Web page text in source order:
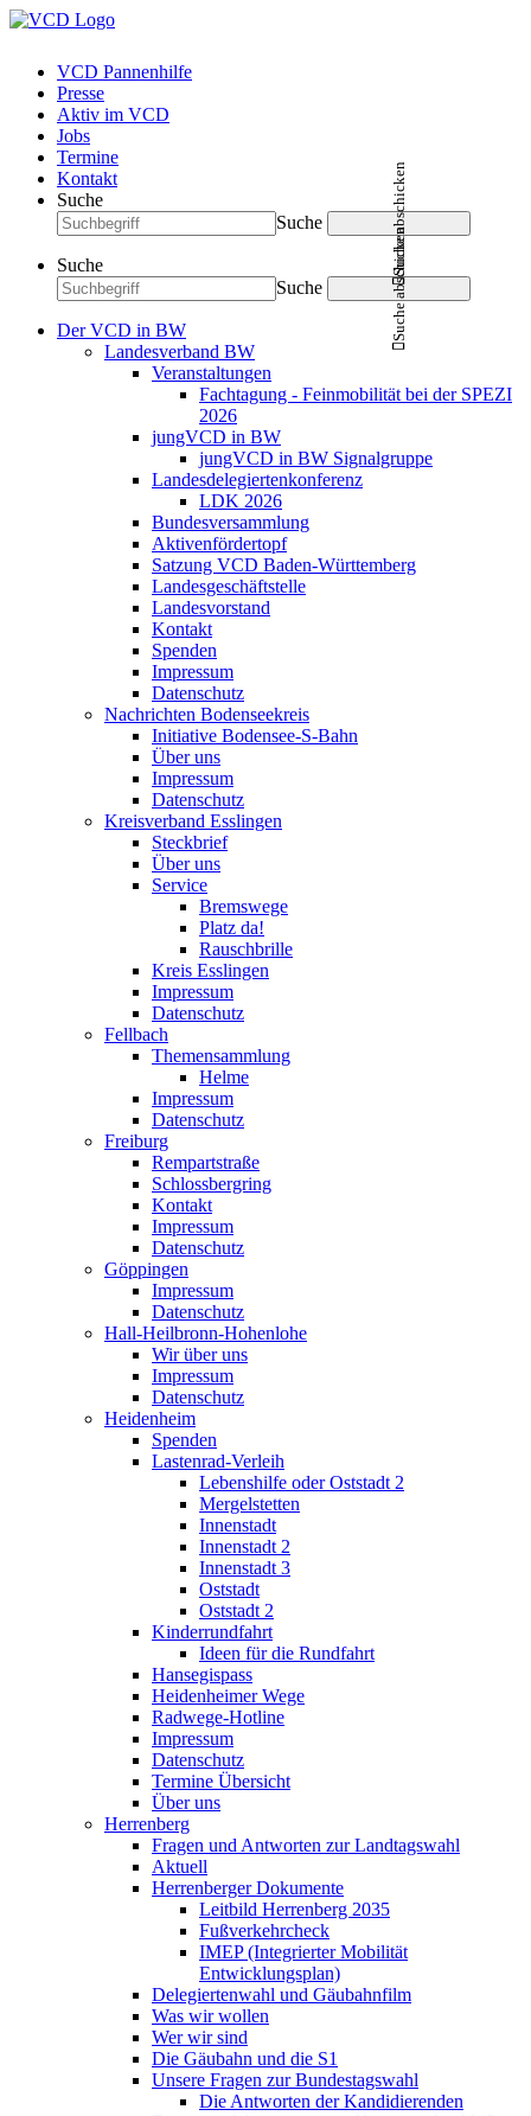
VCD Pannenhilfe
Presse
Aktiv im VCD
Jobs
Termine
Kontakt
Suche
Suche
Suche abschicken
Suche
Suche
Suche abschicken
Der VCD in BW
Landesverband BW
Veranstaltungen
Fachtagung - Feinmobilität bei der SPEZI
2026
jungVCD in BW
jungVCD in BW Signalgruppe
Landesdelegiertenkonferenz
LDK 2026
Bundesversammlung
Aktivenfördertopf
Satzung VCD Baden-Württemberg
Landesgeschäftstelle
Landesvorstand
Kontakt
Spenden
Impressum
Datenschutz
Nachrichten Bodenseekreis
Initiative Bodensee-S-Bahn
Über uns
Impressum
Datenschutz
Kreisverband Esslingen
Steckbrief
Über uns
Service
Bremswege
Platz da!
Rauschbrille
Kreis Esslingen
Impressum
Datenschutz
Fellbach
Themensammlung
Helme
Impressum
Datenschutz
Freiburg
Rempartstraße
Schlossbergring
Kontakt
Impressum
Datenschutz
Göppingen
Impressum
Datenschutz
Hall-Heilbronn-Hohenlohe
Wir über uns
Impressum
Datenschutz
Heidenheim
Spenden
Lastenrad-Verleih
Lebenshilfe oder Oststadt 2
Mergelstetten
Innenstadt
Innenstadt 2
Innenstadt 3
Oststadt
Oststadt 2
Kinderrundfahrt
Ideen für die Rundfahrt
Hansegispass
Heidenheimer Wege
Radwege-Hotline
Impressum
Datenschutz
Termine Übersicht
Über uns
Herrenberg
Fragen und Antworten zur Landtagswahl
Aktuell
Herrenberger Dokumente
Leitbild Herrenberg 2035
Fußverkehrcheck
IMEP (Integrierter Mobilität
Entwicklungsplan)
Delegiertenwahl und Gäubahnfilm
Was wir wollen
Wer wir sind
Die Gäubahn und die S1
Unsere Fragen zur Bundestagswahl
Die Antworten der Kandidierenden